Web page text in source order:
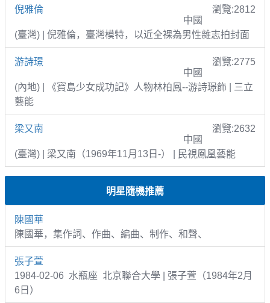
倪雅倫
瀏覽:2812
中國
(臺灣) | 倪雅倫，臺灣模特，以近全裸為男性雜志拍封面
游詩璟
瀏覽:2775
中國
(內地) | 《寶島少女成功記》人物林柏鳳--游詩璟飾 | 三立
藝能
梁又南
瀏覽:2632
中國
(臺灣) | 梁又南（1969年11月13日-） | 民視鳳凰藝能
明星隨機推薦
陳國華
陳國華，集作詞、作曲、編曲、制作、和聲、
張子萱
1984-02-06 水瓶座 北京聯合大學 | 張子萱（1984年2月
6日）